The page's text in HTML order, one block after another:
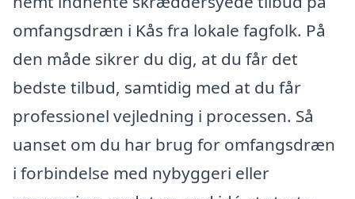
omfangsdræn i Kås fra lokale fagfolk. På
den måde sikrer du dig, at du får det
bedste tilbud, samtidig med at du får
professionel vejledning i processen. Så
uanset om du har brug for omfangsdræn
i forbindelse med nybyggeri eller